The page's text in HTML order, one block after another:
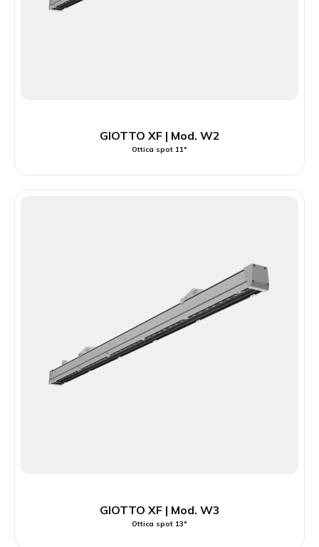
GIOTTO XF | Mod. W2
Ottica spot 11°
GIOTTO XF | Mod. W3
Ottica spot 13°